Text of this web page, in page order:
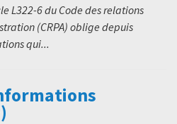
L322-6 du Code des relations
(CRPA) oblige depuis
qui...